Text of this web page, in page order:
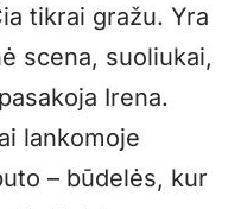
tikrai gražu. Yra
scena, suoliukai,
Irena.
lankomoje
– būdelės, kur